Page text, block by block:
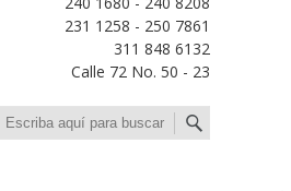
231 1258 - 250 7861
311 848 6132
Calle 72 No. 50 - 23
Buscar